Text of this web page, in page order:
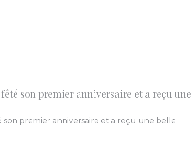
son premier anniversaire et a reçu une
premier anniversaire et a reçu une belle